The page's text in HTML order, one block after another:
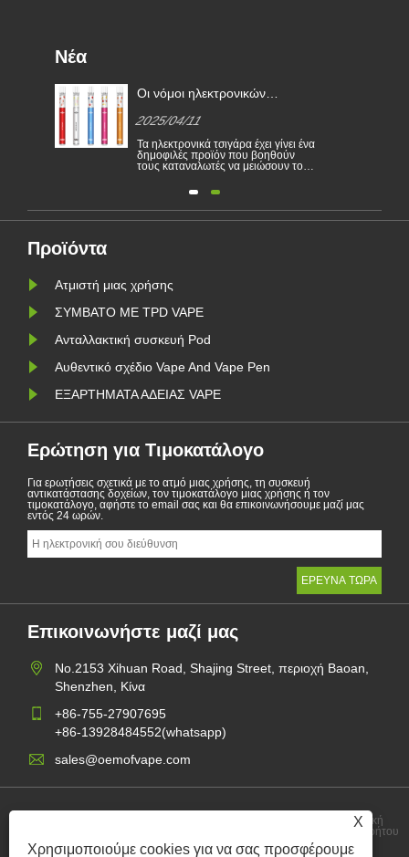
X
Χρησιμοποιούμε cookies για να σας προσφέρουμε
Νέα
Οι νόμοι ηλεκτρονικών
2025/04/11
Τα ηλεκτρονικά τσιγάρα έχει γίνει ένα
δημοφιλές προϊόν που βοηθούν
τους καταναλωτές να μειώσουν το
κάπνισμα. Αυτό το άρθρο απεικονίζει
ηλεκτρονικών τσιγάρων σύμφωνα με
διαφορετικές χώρες. Επιπλέον,
Προϊόντα
Ατμιστή μιας χρήσης
ΣΥΜΒΑΤΟ ΜΕ TPD VAPE
Ανταλλακτική συσκευή Pod
Αυθεντικό σχέδιο Vape And Vape Pen
ΕΞΑΡΤΗΜΑΤΑ ΑΔΕΙΑΣ VAPE
Ερώτηση για Τιμοκατάλογο
Για ερωτήσεις σχετικά με το ατμό μιας χρήσης, τη συσκευή
αντικατάστασης δοχείων, τον τιμοκατάλογο μιας χρήσης ή τον
τιμοκατάλογο, αφήστε το email σας και θα επικοινωνήσουμε μαζί μας
εντός 24 ωρών.
Επικοινωνήστε μαζί μας
No.2153 Xihuan Road, Shajing Street, περιοχή Baoan,
Shenzhen, Κίνα
+86-755-27907695
+86-13928484552(whatsapp)
sales@oemofvape.com
Πολιτική
Απορρήτου